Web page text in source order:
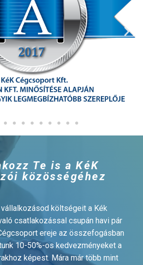
Te is a KéK
közösségéhez
költségeit a Kék
csatlakozással csupán havi pár
ereje az összefogásban
10-50%-os kedvezményeket a
képest. Mára már több mint